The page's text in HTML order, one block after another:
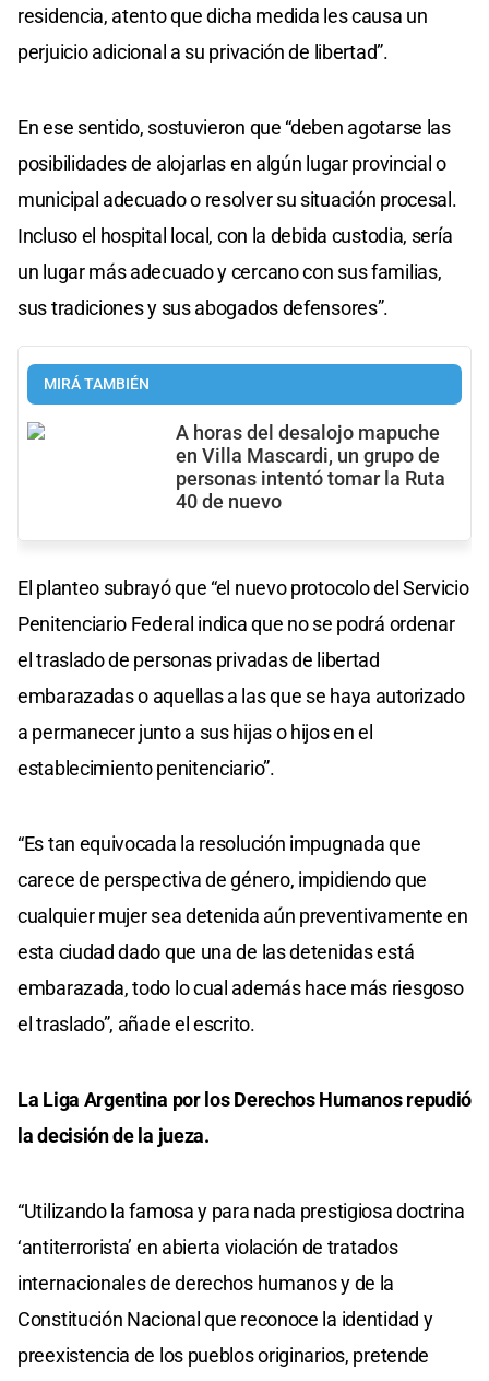
residencia, atento que dicha medida les causa un
perjuicio adicional a su privación de libertad”.
En ese sentido, sostuvieron que “deben agotarse las
posibilidades de alojarlas en algún lugar provincial o
municipal adecuado o resolver su situación procesal.
Incluso el hospital local, con la debida custodia, sería
un lugar más adecuado y cercano con sus familias,
sus tradiciones y sus abogados defensores”.
MIRÁ TAMBIÉN
A horas del desalojo mapuche
en Villa Mascardi, un grupo de
personas intentó tomar la Ruta
40 de nuevo
El planteo subrayó que “el nuevo protocolo del Servicio
Penitenciario Federal indica que no se podrá ordenar
el traslado de personas privadas de libertad
embarazadas o aquellas a las que se haya autorizado
a permanecer junto a sus hijas o hijos en el
establecimiento penitenciario”.
“Es tan equivocada la resolución impugnada que
carece de perspectiva de género, impidiendo que
cualquier mujer sea detenida aún preventivamente en
esta ciudad dado que una de las detenidas está
embarazada, todo lo cual además hace más riesgoso
el traslado”, añade el escrito.
La Liga Argentina por los Derechos Humanos repudió
la decisión de la jueza.
“Utilizando la famosa y para nada prestigiosa doctrina
‘antiterrorista’ en abierta violación de tratados
internacionales de derechos humanos y de la
Constitución Nacional que reconoce la identidad y
preexistencia de los pueblos originarios, pretende